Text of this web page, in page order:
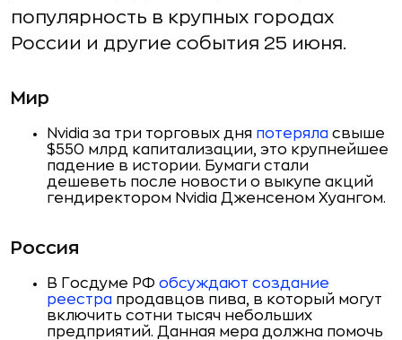
популярность в крупных городах
России и другие события 25 июня.
Мир
Nvidia за три торговых дня потеряла свыше
$550 млрд капитализации, это крупнейшее
падение в истории. Бумаги стали
дешеветь после новости о выкупе акций
гендиректором Nvidia Дженсеном Хуангом.
Россия
В Госдуме РФ обсуждают создание
реестра продавцов пива, в который могут
включить сотни тысяч небольших
предприятий. Данная мера должна помочь